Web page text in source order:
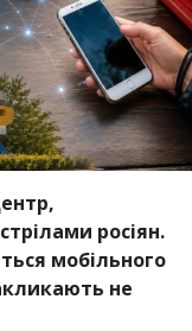
Wi-Fi
та інших
того, щоб
ситуації.